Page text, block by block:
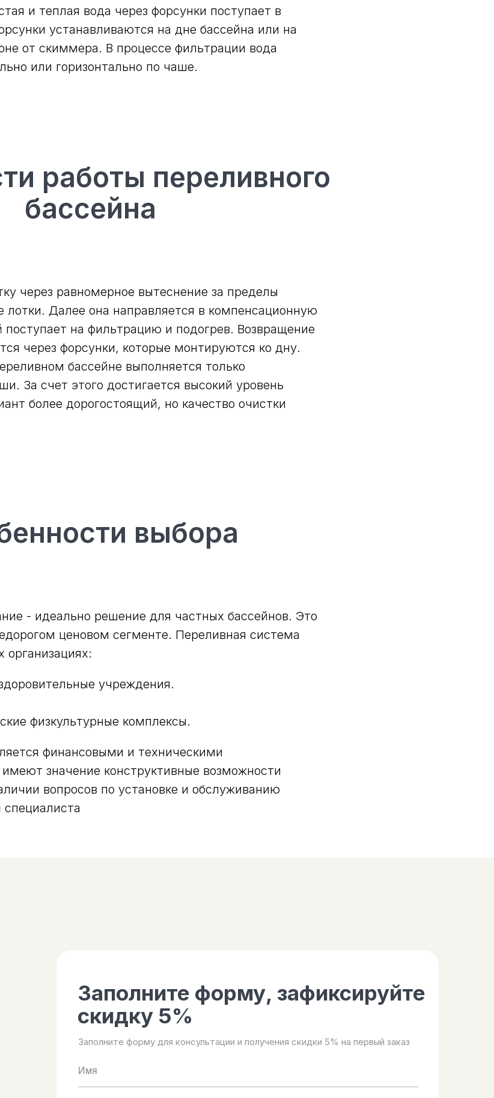
и теплая вода через форсунки поступает в
устанавливаются на дне бассейна или на
от скиммера. В процессе фильтрации вода
или горизонтально по чаше.
работы переливного
бассейна
через равномерное вытеснение за пределы
лотки. Далее она направляется в компенсационную
поступает на фильтрацию и подогрев. Возвращение
через форсунки, которые монтируются ко дну.
бассейне выполняется только
За счет этого достигается высокий уровень
более дорогостоящий, но качество очистки
выбора
- идеально решение для частных бассейнов. Это
ценовом сегменте. Переливная система
организациях:
учреждения.
физкультурные комплексы.
финансовыми и техническими
значение конструктивные возможности
вопросов по установке и обслуживанию
специалиста
Заполните форму, зафиксируйте
скидку 5%
Заполните форму для консультации и получения скидки 5% на первый заказ